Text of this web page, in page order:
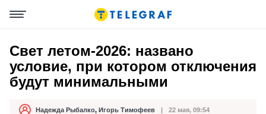
Свет летом-2026: названо
условие, при котором отключения
будут минимальными
АвторНадежда Рыбалко, Игорь Тимофеев
Дата публикации 22 мая, 09:54